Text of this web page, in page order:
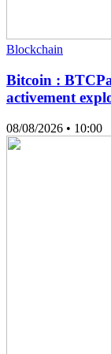
Blockchain
Bitcoin :
activement
08/08/2026 • 10:00